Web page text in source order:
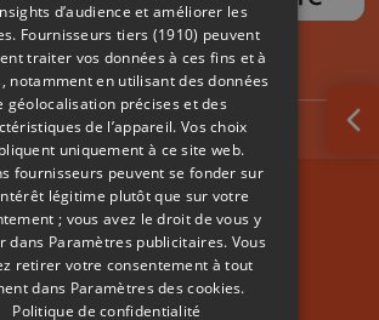
et la diversité
d’audience et améliorer les
Fournisseurs tiers (1910) peuvent
traiter vos données à ces fins et à
notamment en utilisant des données
géolocalisation précises et des
de l’appareil. Vos choix
uniquement à ce site web.
fournisseurs peuvent se fonder sur
légitime plutôt que sur votre
; vous avez le droit de vous y
dans Paramètres publicitaires. Vous
retirer votre consentement à tout
dans Paramètres des cookies.
Politique de confidentialité